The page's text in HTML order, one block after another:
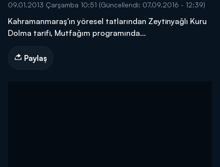
09.01.2013 Çarşamba 10:51 (Güncellendi: 07.09.2016 - 12:39)
Kahramanmaraş'ın yöresel tatlarından Zeytinyağlı Kuru
Dolma tarifi, Mutfağım programında...
Paylaş